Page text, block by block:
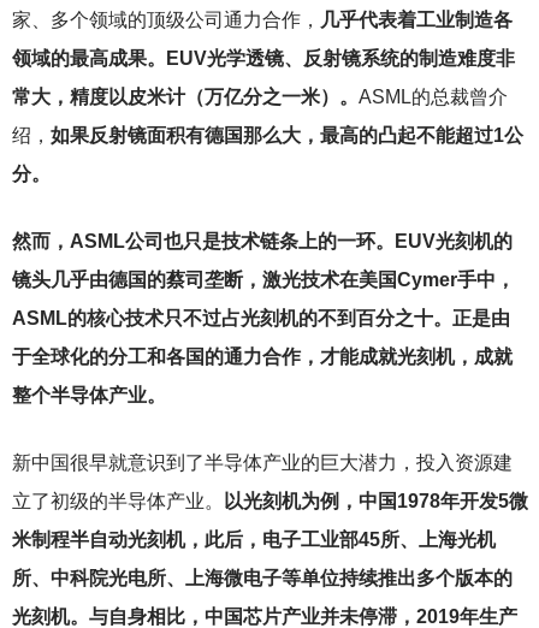
家、多个领域的顶级公司通力合作， 几乎代表着工业制造各
领域的最高成果。EUV光学透镜、反射镜系统的制造难度非
常大，精度以皮米计（万亿分之一米）。 ASML的总裁曾介
绍， 如果反射镜面积有德国那么大，最高的凸起不能超过1公
分。
然而，ASML公司也只是技术链条上的一环。EUV光刻机的
镜头几乎由德国的蔡司垄断，激光技术在美国Cymer手中，
ASML的核心技术只不过占光刻机的不到百分之十。正是由
于全球化的分工和各国的通力合作，才能成就光刻机，成就
整个半导体产业。
新中国很早就意识到了半导体产业的巨大潜力，投入资源建
立了初级的半导体产业。
以光刻机为例，中国1978年开发5微
米制程半自动光刻机，此后，电子工业部45所、上海光机
所、中科院光电所、上海微电子等单位持续推出多个版本的
光刻机。与自身相比，中国芯片产业并未停滞，2019年生产